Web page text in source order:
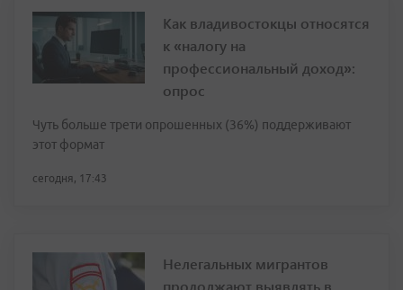
Как владивостокцы относятся
к «налогу на
профессиональный доход»:
опрос
Чуть больше трети опрошенных (36%) поддерживают
этот формат
сегодня, 17:43
Нелегальных мигрантов